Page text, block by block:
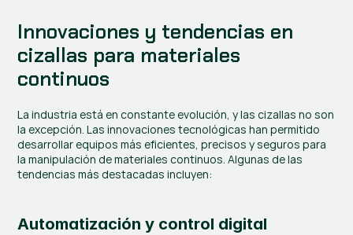
Innovaciones y tendencias en
cizallas para materiales
continuos
La industria está en constante evolución, y las cizallas no son
la excepción. Las innovaciones tecnológicas han permitido
desarrollar equipos más eficientes, precisos y seguros para
la manipulación de materiales continuos. Algunas de las
tendencias más destacadas incluyen:
Automatización y control digital